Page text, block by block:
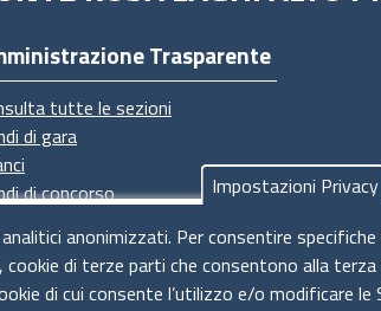
Trasparente
tutte le sezioni
di gara
di concorso
Impostazioni Privacy
anonimizzati. Per consentire
di terze parti che consentono alla
di cui consente l’utilizzo e/o modificare le